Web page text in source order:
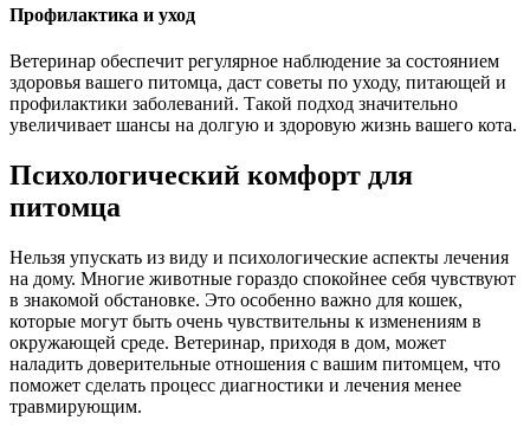
Профилактика и уход
Ветеринар обеспечит регулярное наблюдение за состоянием
здоровья вашего питомца, даст советы по уходу, питающей и
профилактики заболеваний. Такой подход значительно
увеличивает шансы на долгую и здоровую жизнь вашего кота.
Психологический комфорт для
питомца
Нельзя упускать из виду и психологические аспекты лечения
на дому. Многие животные гораздо спокойнее себя чувствуют
в знакомой обстановке. Это особенно важно для кошек,
которые могут быть очень чувствительны к изменениям в
окружающей среде. Ветеринар, приходя в дом, может
наладить доверительные отношения с вашим питомцем, что
поможет сделать процесс диагностики и лечения менее
травмирующим.